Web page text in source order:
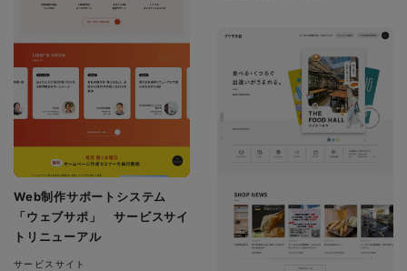
Web制作サポートシステム
「ウェブサポ」 サービスサイ
トリニューアル
サービスサイト